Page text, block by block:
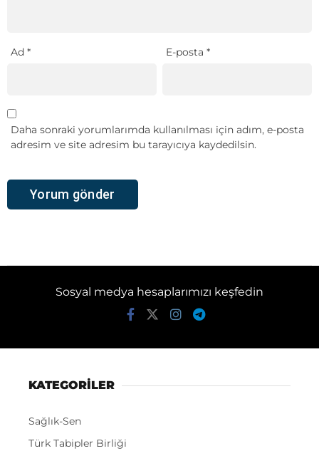
Ad * E-posta*
Daha sonraki yorumlarımda kullanılması için adım, e-posta
adresim ve site adresim bu tarayıcıya kaydedilsin.
Sosyal medya hesaplarımızı keşfedin
KATEGORİLER
Sağlık-Sen
Türk Tabipler Birliği